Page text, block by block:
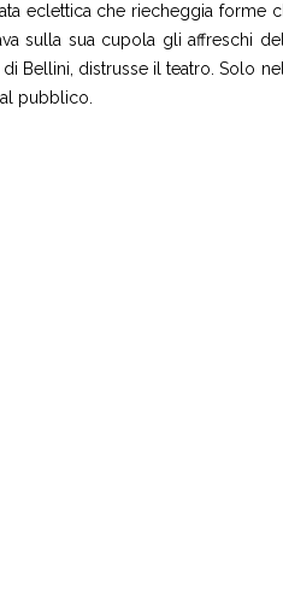
eclettica che riecheggia
sulla sua cupola gli affreschi
di Bellini, distrusse il teatro. Solo
pubblico.